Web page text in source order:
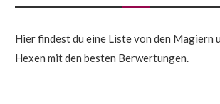
Hier findest du eine Liste von den Magiern
Hexen mit den besten Berwertungen.